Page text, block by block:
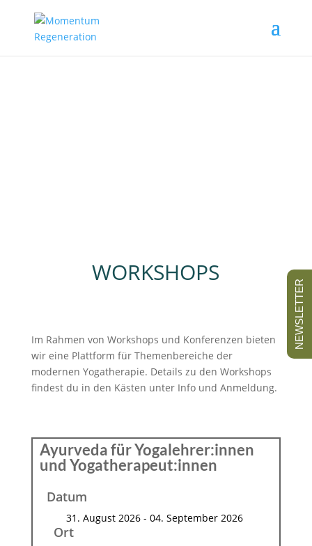
WORKSHOPS
Im Rahmen von Workshops und Konferenzen bieten
wir eine Plattform für Themenbereiche der
modernen Yogatherapie. Details zu den Workshops
findest du in den Kästen unter Info und Anmeldung.
Ayurveda für Yogalehrer:innen
und Yogatherapeut:innen
Datum
31. August 2026- 04. September 2026
Ort
NEWSLETTER